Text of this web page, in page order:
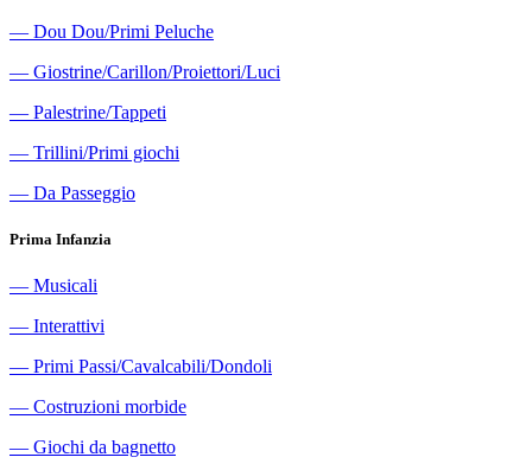
― Dou Dou/Primi Peluche
― Giostrine/Carillon/Proiettori/Luci
― Palestrine/Tappeti
― Trillini/Primi giochi
― Da Passeggio
Prima Infanzia
― Musicali
― Interattivi
― Primi Passi/Cavalcabili/Dondoli
― Costruzioni morbide
― Giochi da bagnetto